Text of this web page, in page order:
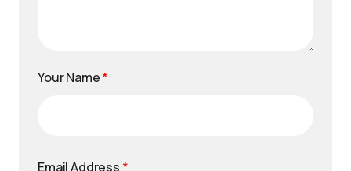
Your Name*
Email Address *